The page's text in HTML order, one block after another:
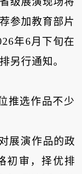
参加教育部片
年6月下旬在
另行通知。
推选作品不少
展演作品的政
初审，择优排